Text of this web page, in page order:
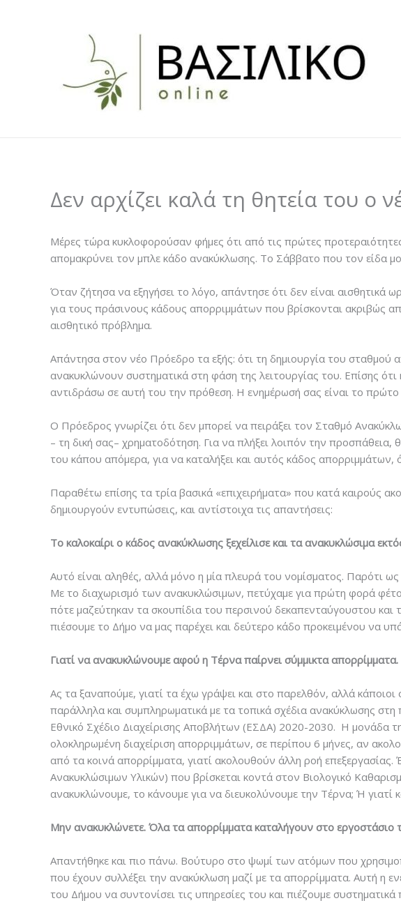
Δεν αρχίζει καλά τη θητεία του ο
Μέρες τώρα κυκλοφορούσαν φήμες ότι από τις πρώτες
απομακρύνει τον μπλε κάδο ανακύκλωσης. Το Σάββατο που τον είδα
Όταν ζήτησα να εξηγήσει το λόγο, απάντησε ότι δεν είναι αισθητικά
για τους πράσινους κάδους απορριμμάτων που βρίσκονται ακριβώς
αισθητικό πρόβλημα.
Απάντησα στον νέο Πρόεδρο τα εξής: ότι τη δημιουργία του σταθμού
ανακυκλώνουν συστηματικά στη φάση της λειτουργίας του. Επίσης
αντιδράσω σε αυτή του την πρόθεση. Η ενημέρωσή σας είναι το πρώτο
Ο Πρόεδρος γνωρίζει ότι δεν μπορεί να πειράξει τον Σταθμό
– τη δική σας– χρηματοδότηση. Για να πλήξει λοιπόν την
του κάπου απόμερα, για να καταλήξει και αυτός κάδος
Παραθέτω επίσης τα τρία βασικά «επιχειρήματα» που κατά καιρούς
δημιουργούν εντυπώσεις, και αντίστοιχα τις απαντήσεις:
Το καλοκαίρι ο κάδος ανακύκλωσης ξεχείλισε και τα ανακυκλώσιμα
Αυτό είναι αληθές, αλλά μόνο η μία πλευρά του νομίσματος. Παρότι
Με το διαχωρισμό των ανακυκλώσιμων, πετύχαμε για πρώτη φορά
πότε μαζεύτηκαν τα σκουπίδια του περσινού δεκαπενταύγουστου και
πιέσουμε το Δήμο να μας παρέχει και δεύτερο κάδο προκειμένου να
Γιατί να ανακυκλώνουμε αφού η Τέρνα παίρνει σύμμικτα
Ας τα ξαναπούμε, γιατί τα έχω γράψει και στο παρελθόν, αλλά
παράλληλα και συμπληρωματικά με τα τοπικά σχέδια ανακύκλωσης
Εθνικό Σχέδιο Διαχείρισης Αποβλήτων (ΕΣΔΑ) 2020-2030. Η μονάδα
ολοκληρωμένη διαχείριση απορριμμάτων, σε περίπου 6 μήνες, αν
από τα κοινά απορρίμματα, γιατί ακολουθούν άλλη ροή
Ανακυκλώσιμων Υλικών) που βρίσκεται κοντά στον Βιολογικό
ανακυκλώνουμε, το κάνουμε για να διευκολύνουμε την Τέρνα; Ή
Μην ανακυκλώνετε. Όλα τα απορρίμματα καταλήγουν στο εργοστάσιο
Απαντήθηκε και πιο πάνω. Βούτυρο στο ψωμί των ατόμων που
που έχουν συλλέξει την ανακύκλωση μαζί με τα απορρίμματα. Αυτή η
του Δήμου να συντονίσει τις υπηρεσίες του και πιέζουμε